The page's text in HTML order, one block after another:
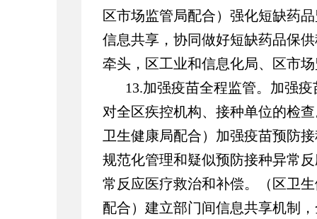
区市场监管局配合）强化短缺药
信息共享，协同做好短缺药品保
牵头，区工业和信息化局、区市
13.加强疫苗全程监管。加强
对全区疾控机构、接种单位的检
卫生健康局配合）加强疫苗预防
规范化管理和疑似预防接种异常
常反应医疗救治和补偿。（区卫
配合）建立部门间信息共享机制